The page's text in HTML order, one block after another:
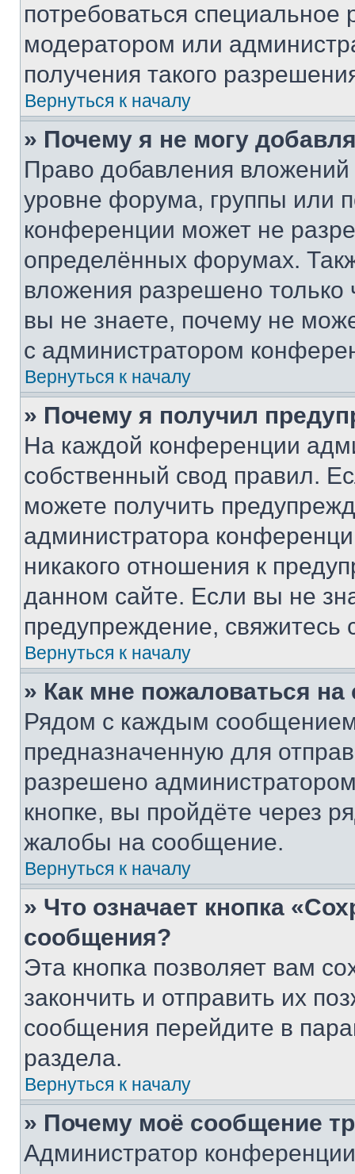
потребоваться
модератором или
получения такого
Вернуться к началу
» Почему я не могу
Право добавления
уровне форума, группы или
конференции может не
определённых форумах.
вложения разрешено
вы не знаете, почему не
с администратором
Вернуться к началу
» Почему я получил
На каждой конференции
собственный свод правил.
можете получить
администратора
никакого отношения к
данном сайте. Если вы не
предупреждение,
Вернуться к началу
» Как мне пожаловаться
Рядом с каждым сообщением
предназначенную для
разрешено
кнопке, вы пройдёте через
жалобы на сообщение.
Вернуться к началу
» Что означает кнопка
сообщения?
Эта кнопка позволяет вам
закончить и отправить их
сообщения перейдите в
раздела.
Вернуться к началу
» Почему моё сообщение
Администратор